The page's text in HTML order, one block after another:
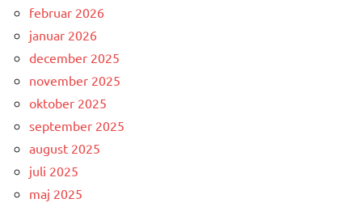
februar 2026
januar 2026
december 2025
november 2025
oktober 2025
september 2025
august 2025
juli 2025
maj 2025